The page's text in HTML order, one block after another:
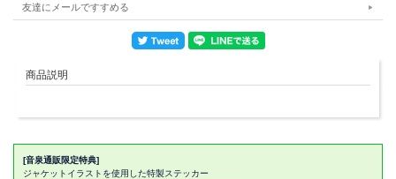
友達にメールですすめる
商品説明
[音泉通販限定特典]
ジャケットイラストを使用した特製ステッカー